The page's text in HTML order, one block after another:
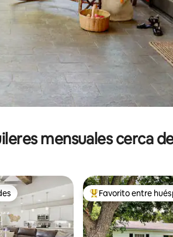
mensuales cerca
Favorito entre
Favorito entre